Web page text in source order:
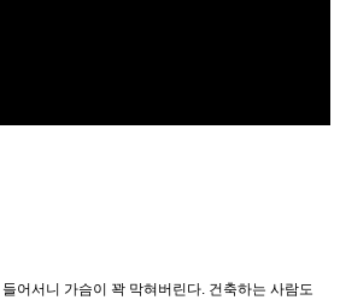
어서니 가슴이 꽉 막혀버린다. 건축하는 사람도